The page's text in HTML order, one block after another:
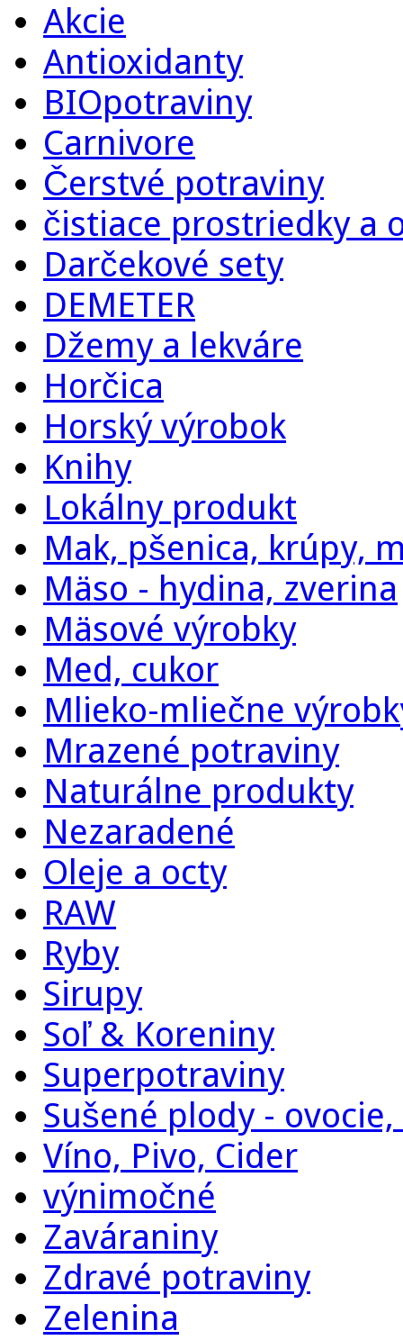
Akcie
Antioxidanty
BIOpotraviny
Carnivore
Čerstvé potraviny
čistiace prostriedky a
Darčekové sety
DEMETER
Džemy a lekváre
Horčica
Horský výrobok
Knihy
Lokálny produkt
Mak, pšenica, krúpy,
Mäso - hydina, zverina
Mäsové výrobky
Med, cukor
Mlieko-mliečne
Mrazené potraviny
Naturálne produkty
Nezaradené
Oleje a octy
RAW
Ryby
Sirupy
Soľ & Koreniny
Superpotraviny
Sušené plody -
Víno, Pivo, Cider
výnimočné
Zaváraniny
Zdravé potraviny
Zelenina